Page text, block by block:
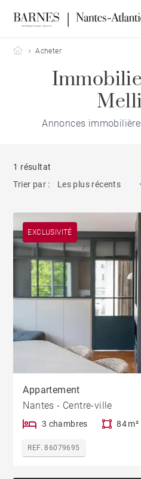
Barnes Nantes-Atlantique
Acheter
Annonces
1 résultat
Trier par :
Les plus récents
EXCLUSIVITÉ
Appartement
Nantes - Centre-ville
3 chambres 84 m²
REF. 86079695